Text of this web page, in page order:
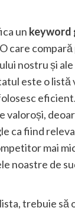
un keyword
care
nostru și
este o listă
valoroși,
ca fiind
mai
noastre de
trebuie să